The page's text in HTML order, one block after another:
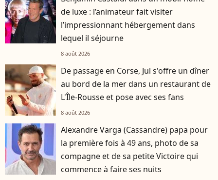
de luxe : l’animateur fait visiter
l’impressionnant hébergement dans
lequel il séjourne
8 août 2026
De passage en Corse, Jul s'offre un dîner
au bord de la mer dans un restaurant de
L'Île-Rousse et pose avec ses fans
8 août 2026
Alexandre Varga (Cassandre) papa pour
la première fois à 49 ans, photo de sa
compagne et de sa petite Victoire qui
commence à faire ses nuits